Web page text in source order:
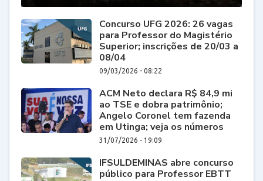
Concurso UFG 2026: 26 vagas
para Professor do Magistério
Superior; inscrições de 20/03 a
08/04
09/03/2026 - 08:22
ACM Neto declara R$ 84,9 mi
ao TSE e dobra patrimônio;
Angelo Coronel tem fazenda
em Utinga; veja os números
31/07/2026 - 19:09
IFSULDEMINAS abre concurso
público para Professor EBTT